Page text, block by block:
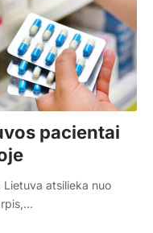
pacientai
atsilieka nuo